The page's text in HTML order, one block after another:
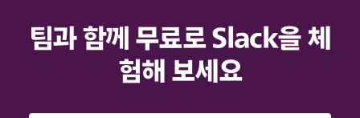
팀과 함께 무료로 Slack을 체
험해 보세요